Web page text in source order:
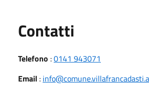
Contatti
Telefono :0141 943071
Email :